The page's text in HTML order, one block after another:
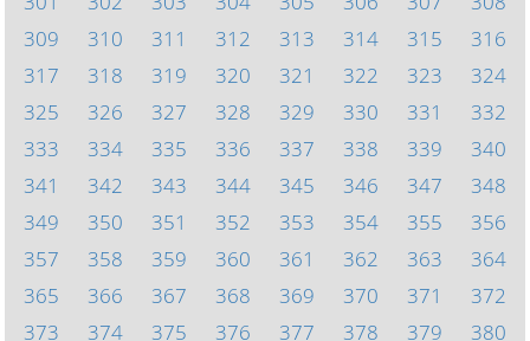
309
310 311 312 313 314 315
316
317
318 319 320 321 322 323
324
325
326 327 328 329 330 331
332
333
334 335 336 337 338 339
340
341
342 343 344 345 346 347
348
349
350 351 352 353 354 355
356
357
358 359 360 361 362 363
364
365
366 367 368 369 370 371
372
373
374 375 376 377 378 379 380